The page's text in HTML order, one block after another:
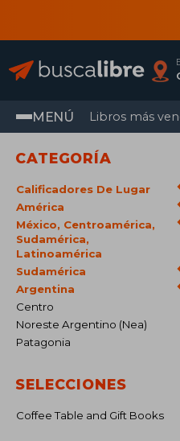
MENÚ Libros más
CATEGORÍA
Calificadores De Lugar
América
México, Centroamérica,
Sudamérica,
Latinoamérica
Sudamérica
Argentina
Centro
Noreste Argentino (Nea)
Patagonia
SELECCIONES
Coffee Table and Gift Books